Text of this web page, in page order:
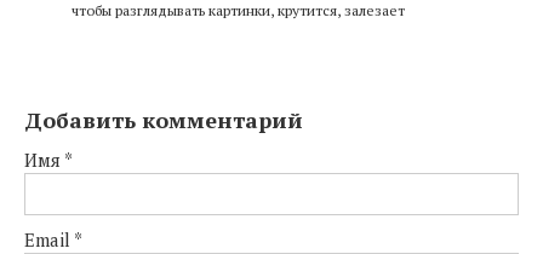
чтобы разглядывать картинки, крутится, залезает
Добавить комментарий
Имя *
Email *